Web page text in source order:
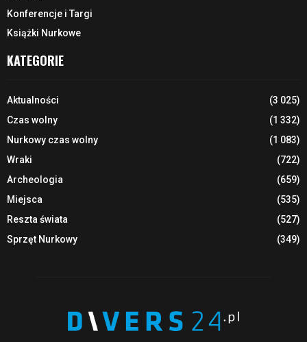
Konferencje i Targi
Książki Nurkowe
KATEGORIE
Aktualności
(3 025)
Czas wolny
(1 332)
Nurkowy czas wolny
(1 083)
Wraki
(722)
Archeologia
(659)
Miejsca
(535)
Reszta świata
(527)
Sprzęt Nurkowy
(349)